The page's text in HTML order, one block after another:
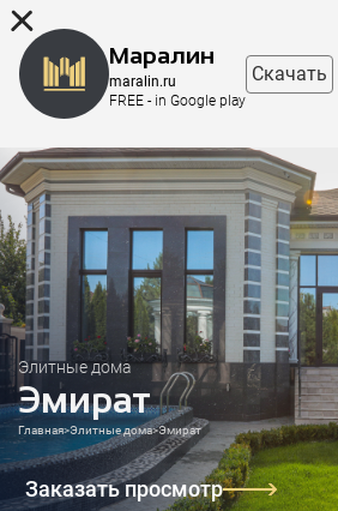
Элитные дома
Эмират
Главная>Элитные дома>Эмират
Заказать просмотр
Маралин
maralin.ru
FREE - in Google play
Скачать